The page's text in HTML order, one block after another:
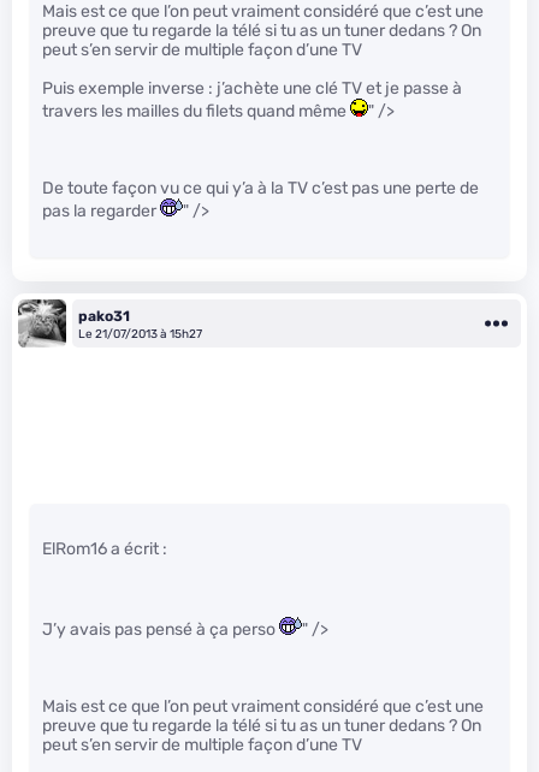
Mais est ce que l’on peut vraiment considéré que c’est une
preuve que tu regarde la télé si tu as un tuner dedans ? On
peut s’en servir de multiple façon d’une TV
Puis exemple inverse : j’achète une clé TV et je passe à
travers les mailles du filets quand même
" />
De toute façon vu ce qui y’a à la TV c’est pas une perte de
pas la regarder
" />
pako31
Le 21/07/2013 à 15h27
ElRom16 a écrit :
J’y avais pas pensé à ça perso " />
Mais est ce que l’on peut vraiment considéré que c’est une
preuve que tu regarde la télé si tu as un tuner dedans ? On
peut s’en servir de multiple façon d’une TV